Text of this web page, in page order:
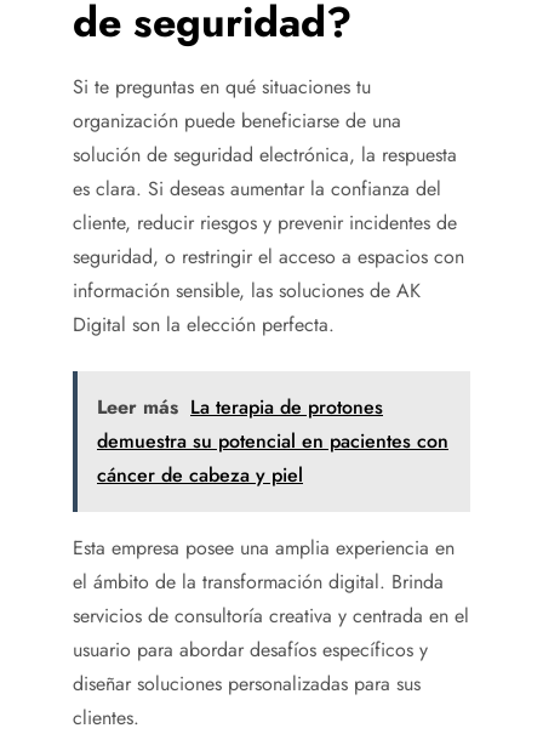
de seguridad?
Si te preguntas en qué situaciones tu
organización puede beneficiarse de una
solución de seguridad electrónica, la respuesta
es clara. Si deseas aumentar la confianza del
cliente, reducir riesgos y prevenir incidentes de
seguridad, o restringir el acceso a espacios con
información sensible, las soluciones de AK
Digital son la elección perfecta.
Leer más La terapia de protones
demuestra su potencial en pacientes con
cáncer de cabeza y piel
Esta empresa posee una amplia experiencia en
el ámbito de la transformación digital. Brinda
servicios de consultoría creativa y centrada en el
usuario para abordar desafíos específicos y
diseñar soluciones personalizadas para sus
clientes.